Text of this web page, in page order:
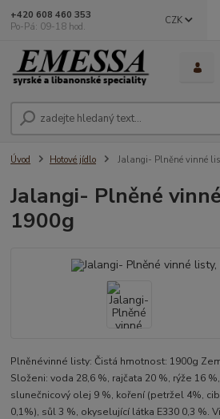
CZK
+420 608 460 353
Po-Pá: 09-18 hod.
Úvod Hotové jídlo Jalangi- Plněné vinné
Jalangi- Plněné
1900g
Plněnévinné listy: Čistá hmotnost: 1900g
Složeni: voda 28,6 %, rajčata 20 %, rýže 16
slunečnicový olej 9 %, koření (petržel 4%,
0,1%), sůl 3 %, okyselující látka E330 0,3 %.